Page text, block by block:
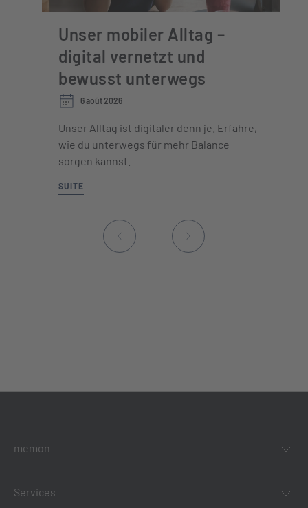
Unser mobiler Alltag –
digital vernetzt und
bewusst unterwegs
6 août 2026
Unser Alltag ist digitaler denn je. Erfahre,
wie du unterwegs für mehr Balance
sorgen kannst.
SUITE
memon
Services